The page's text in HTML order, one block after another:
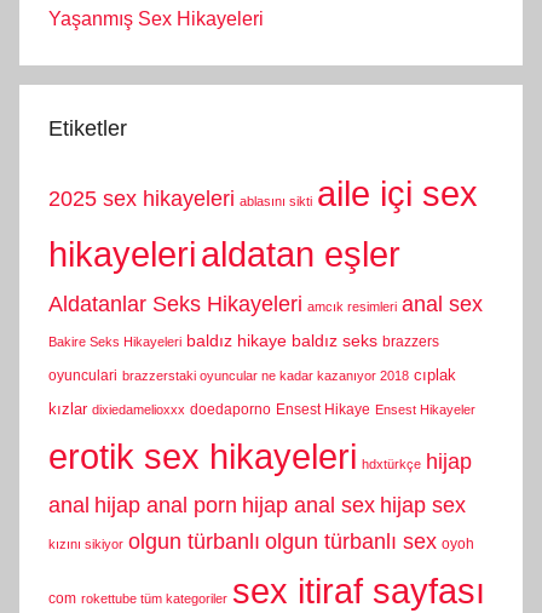
Yaşanmış Sex Hikayeleri
Etiketler
2025 sex hikayeleri ablasını sikti aile içi sex
hikayelerialdatan eşler
Aldatanlar Seks Hikayeleri amcık resimleri anal sex
Bakire Seks Hikayeleri baldız hikaye baldız seks brazzers
oyunculari brazzerstaki oyuncular ne kadar kazanıyor 2018 cıplak
kızlar dixiedamelioxxx doedaporno Ensest Hikaye Ensest Hikayeler
erotik sex hikayeleri hdxtürkçe hijap
anal hijap anal porn hijap anal sex hijap sex
kızını sikiyor olgun türbanlı olgun türbanlı sex oyoh
com rokettube tüm kategoriler sex itiraf sayfası